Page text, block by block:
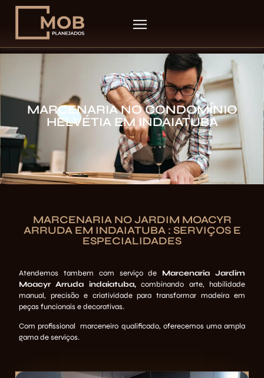
MARCENARIA NO CONDOMÍNIO
HELVÉTIA EM INDAIATUBA
MARCENARIA NO JARDIM MOACYR
ARRUDA EM INDAIATUBA : SERVIÇOS E
ESPECIALIDADES
Atendemos tambem com serviço de Marcenaria Jardim
Moacyr Arruda indaiatuba,combinando arte, habilidade
manual, precisão e criatividade para transformar madeira em
peças funcionais e decorativas.
Com profissional marceneiro qualificado, oferecemos uma ampla
gama de serviços.